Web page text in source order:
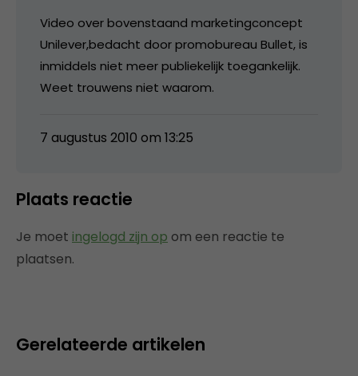
Video over bovenstaand marketingconcept
Unilever,bedacht door promobureau Bullet, is
inmiddels niet meer publiekelijk toegankelijk.
Weet trouwens niet waarom.
7 augustus 2010 om 13:25
Plaats reactie
Je moet ingelogd zijn op om een reactie te
plaatsen.
Gerelateerde artikelen